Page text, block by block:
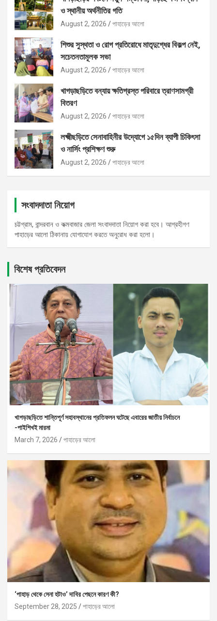
ও স্থানীয় অর্থনীতির গতি
August 2, 2026 পাহাড়ের আলো
শিশুর সুস্থতা ও রোগ প্রতিরোধে মাতৃদুগ্ধের বিকল্প নেই,
সচেতনতামূলক সভা
August 2, 2026 পাহাড়ের আলো
খাগড়াছড়িতে বন্যায় ক্ষতিগ্রস্ত পরিবারে ত্রাণসামগ্রী
বিতরণ
August 2, 2026 পাহাড়ের আলো
লক্ষ্মীছড়িতে সেনাবাহিনীর উদ্যোগে ১৫দিন ব্যাপী চিকিৎসা
ও নার্সিং প্রশিক্ষণ শুরু
August 2, 2026 পাহাড়ের আলো
সংবাদদাতা নিয়োগ
চট্টগ্রাম, বান্দরবান ও কক্মবাজার জেলা সংবাদদাতা নিয়োগ করা হবে। আগ্রহীগণ
পাহাড়ের আলো ঠিকানায় যোগাযোগ করতে অনুরোধ করা হলো।
বিশেষ প্রতিবেদন
খাগড়াছড়িতে শান্তিপূর্ণ সহাবস্থানের প্রতিফলন ঘটেছে এবারের জাতীয় নির্বাচনে
-পাইশিখই মারমা
March 7, 2026
পাহাড়ের আলো
‘পাহাড় থেকে সেনা হটাও’ দাবির পেছনে কারণ কী?
September 28, 2025
পাহাড়ের আলো